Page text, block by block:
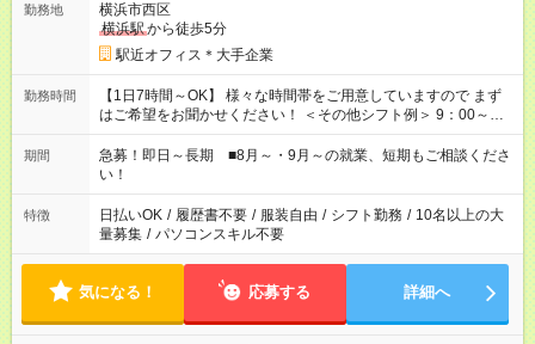
勤務地
横浜市西区
横浜駅から徒歩5分
駅近オフィス＊大手企業
勤務時間
【1日7時間～OK】 様々な時間帯をご用意していますので まず
はご希望をお聞かせください！ ＜その他シフト例＞ 9：00～
17：00 11：00～20：00 などなど！その他のお時間もOKです！
期間
急募！即日～長期 ■8月～・9月～の就業、短期もご相談くださ
い！
特徴 日払いOK / 履歴書不要 / 服装自由 / シフト勤務 / 10名以上の大
量募集 / パソコンスキル不要
気になる！ 応募する 詳細へ